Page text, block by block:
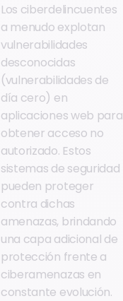
Los ciberdelincuentes
a menudo explotan
vulnerabilidades
desconocidas
(vulnerabilidades de
día cero) en
aplicaciones web para
obtener acceso no
autorizado. Estos
sistemas de seguridad
pueden proteger
contra dichas
amenazas, brindando
una capa adicional de
protección frente a
ciberamenazas en
constante evolución.